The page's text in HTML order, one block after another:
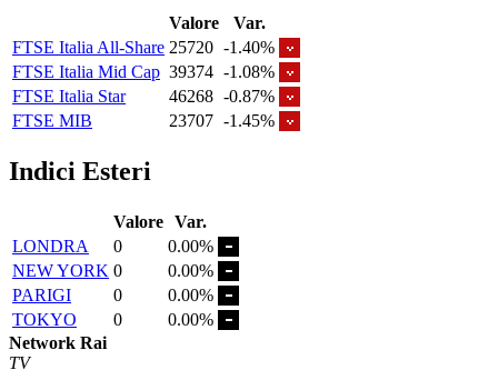
Valore
Var.
FTSE Italia All-Share 25720 -1.40%
FTSE Italia Mid Cap 39374 -1.08%
FTSE Italia Star
46268 -0.87%
FTSE MIB
23707 -1.45%
Indici Esteri
Valore Var.
LONDRA
0
0.00%
NEW YORK 0
0.00%
PARIGI
0
0.00%
TOKYO
0
0.00%
Network Rai
TV